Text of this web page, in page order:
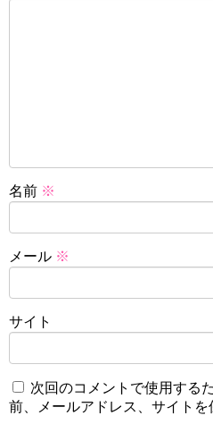
名前 ※
メール ※
サイト
次回のコメントで使用する
前、メールアドレス、サイトを